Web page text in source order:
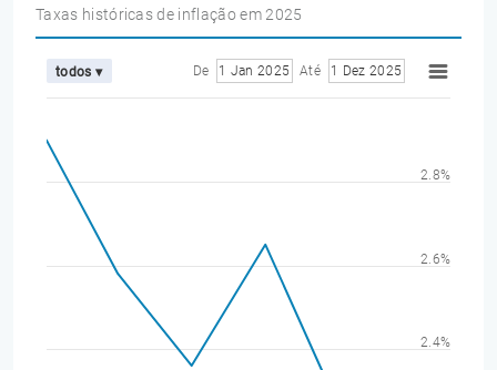
Taxas históricas de inflação em 2025
todos ▾ De 1 Jan 2025 Até 1 Dez 2025
2.4%
2.6%
2.8%